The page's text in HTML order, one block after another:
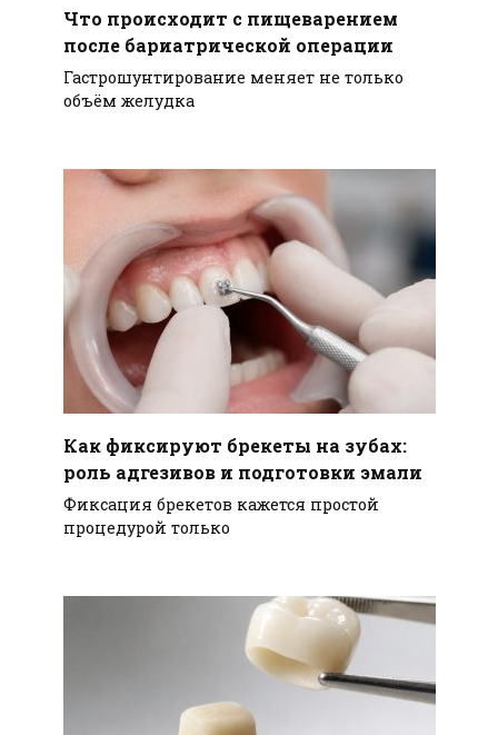
Что происходит с пищеварением
после бариатрической операции
Гастрошунтирование меняет не только
объём желудка
Как фиксируют брекеты на зубах:
роль адгезивов и подготовки эмали
Фиксация брекетов кажется простой
процедурой только